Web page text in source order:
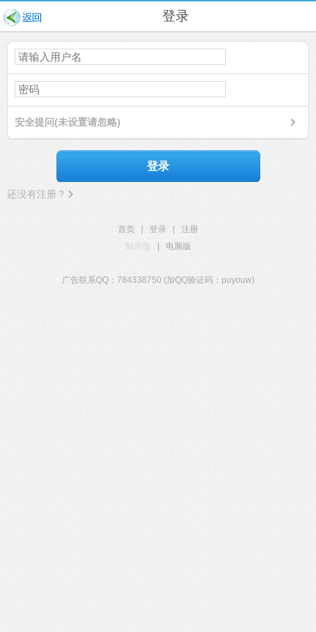
登录
安全提问(未设置请忽略)
登录
还没有注册？
首页 登录
注册
触屏版
电脑版
广告联系QQ：784338750 (加QQ验证码：puyouw)